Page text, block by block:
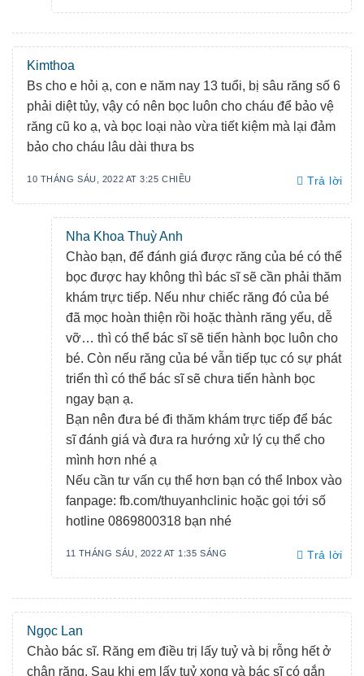
Kimthoa
Bs cho e hỏi ạ, con e năm nay 13 tuổi, bị sâu răng số 6
phải diệt tủy, vậy có nên bọc luôn cho cháu để bảo vệ
răng cũ ko ạ, và bọc loại nào vừa tiết kiệm mà lại đảm
bảo cho cháu lâu dài thưa bs
10 THÁNG SÁU, 2022 AT 3:25 CHIỀU Trả lời
Nha Khoa Thuỳ Anh
Chào bạn, để đánh giá được răng của bé có thể
bọc được hay không thì bác sĩ sẽ cần phải thăm
khám trực tiếp. Nếu như chiếc răng đó của bé
đã mọc hoàn thiện rồi hoặc thành răng yếu, dễ
vỡ… thì có thể bác sĩ sẽ tiến hành bọc luôn cho
bé. Còn nếu răng của bé vẫn tiếp tục có sự phát
triển thì có thể bác sĩ sẽ chưa tiến hành bọc
ngay bạn ạ.
Bạn nên đưa bé đi thăm khám trực tiếp để bác
sĩ đánh giá và đưa ra hướng xử lý cụ thể cho
mình hơn nhé ạ
Nếu cần tư vấn cụ thể hơn bạn có thể Inbox vào
fanpage: fb.com/thuyanhclinic hoặc gọi tới số
hotline 0869800318 bạn nhé
11 THÁNG SÁU, 2022 AT 1:35 SÁNG Trả lời
Ngọc Lan
Chào bác sĩ. Răng em điều trị lấy tuỷ và bị rỗng hết ở
chân răng. Sau khi em lấy tuỷ xong và bác sĩ có gắn